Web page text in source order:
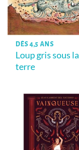
DÈS 4,5 ANS
Loup gris sous la
terre